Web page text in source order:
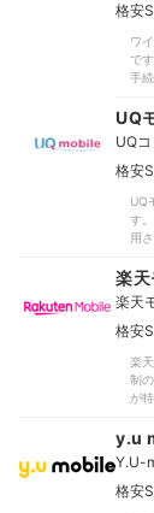
「
良
ン
お
タ
「
様
ろ
き
の
お
一
期
え
ま
ま
っ
SIM
＞
格安
ワ
で
手
で
プ
Air
お
う
い
が
電
と
と
較
入
オ
年7
不
UQ
UQ
格安
UQ
す
用
い
る
続
で
の
較
ど
で
で
力
と
楽
楽天
格安
楽
制
が
場
た
た
y.u
Y.U-
格安